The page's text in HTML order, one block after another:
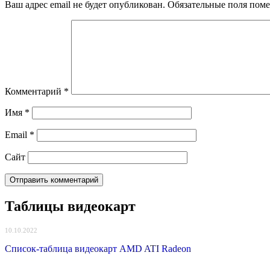
Ваш адрес email не будет опубликован. Обязательные поля
Комментарий *
Имя *
Email *
Сайт
Таблицы видеокарт
10.10.2022
Список-таблица видеокарт AMD ATI Radeon